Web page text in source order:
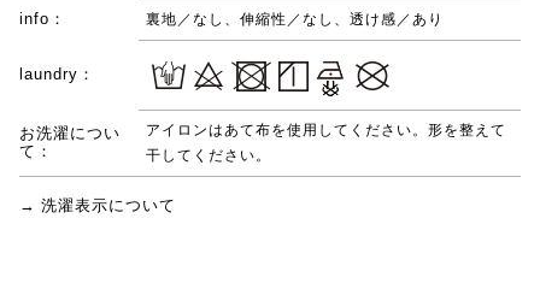
info： 裏地／なし、伸縮性／なし、透け感／あり
laundry：
お洗濯につい
て：
アイロンはあて布を使用してください。形を整えて
干してください。
→ 洗濯表示について